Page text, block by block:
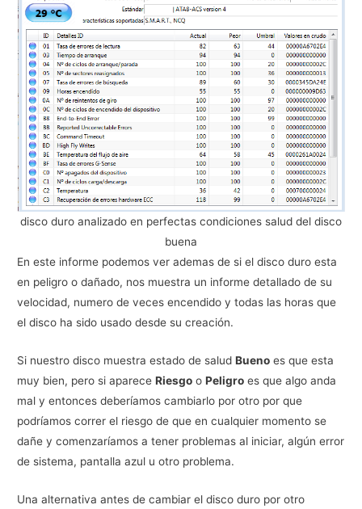
disco duro analizado en perfectas condiciones salud del disco
buena
En este informe podemos ver ademas de si el disco duro esta
en peligro o dañado, nos muestra un informe detallado de su
velocidad, numero de veces encendido y todas las horas que
el disco ha sido usado desde su creación.
Si nuestro disco muestra estado de saludBueno es que esta
muy bien, pero si apareceRiesgo oPeligro es que algo anda
mal y entonces deberíamos cambiarlo por otro por que
podríamos correr el riesgo de que en cualquier momento se
dañe y comenzaríamos a tener problemas al iniciar, algún error
de sistema, pantalla azul u otro problema.
Una alternativa antes de cambiar el disco duro por otro